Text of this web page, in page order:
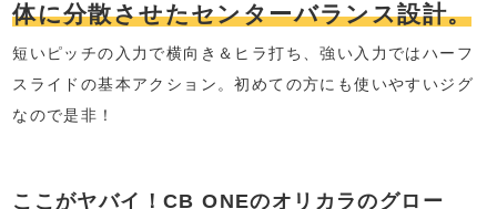
体に分散させたセンターバランス設計。
短いピッチの入力で横向き＆ヒラ打ち、強い入力ではハーフ
スライドの基本アクション。初めての方にも使いやすいジグ
なので是非！
ここがヤバイ！CB ONEのオリカラのグロー